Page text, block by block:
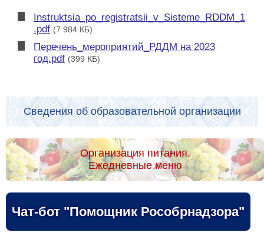
Instruktsia_po_registratsii_v_Sisteme_RDDM_1
.pdf (7 984 КБ)
Перечень_мероприятий_РДДМ на 2023
год.pdf (399 КБ)
Сведения об образовательной организации
Организация питания.
Ежедневные меню
Чат-бот "Помощник Рособрнадзора"